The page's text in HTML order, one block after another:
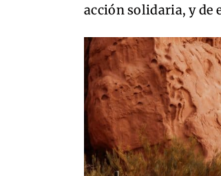
acción solidaria, y de